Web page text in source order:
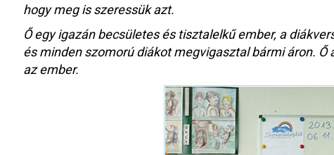
hogy meg is szeressük azt.
Ő egy igazán becsületes és tisztalelkű ember, a
és minden szomorú diákot megvigasztal bármi áron.
az ember.